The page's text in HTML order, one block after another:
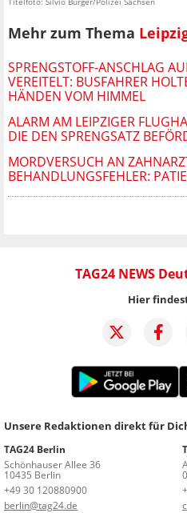
Mehr zum Thema
SPRENGSTOFF-ANSCHLAG
VEREITELT: BUSFAHRER
HÄNDEN VOM HIMMEL
ALARM AM LEIPZIGER
DIE DEN SPRENGSATZ
MORDVERSUCH AN
BEHANDLUNGSFEHLER:
TAG24 NEWS
Hier
Unsere Redaktionen direkt für
TAG24 Berlin
Schönhauser Allee 36
10435 Berlin
+49 30 120880900
berlin@tag24.de